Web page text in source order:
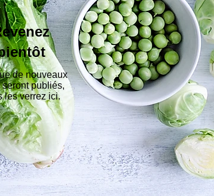
de nouveaux
seront publiés,
les verrez ici.